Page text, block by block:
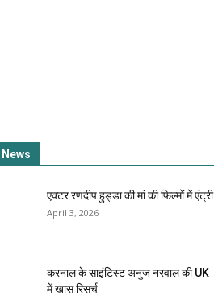
एक्टर रणदीप हुड्डा की मां की फिल्मों में एंट्री
April 3, 2026
करनाल के साइंटिस्ट अनुज नरवाल की UK
में खास रिसर्च